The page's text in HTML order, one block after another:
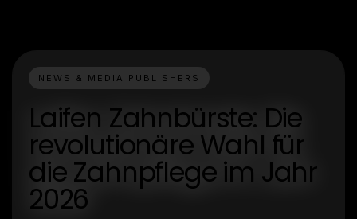
NEWS & MEDIA PUBLISHERS
Laifen Zahnbürste: Die
revolutionäre Wahl für
die Zahnpflege im Jahr
2026